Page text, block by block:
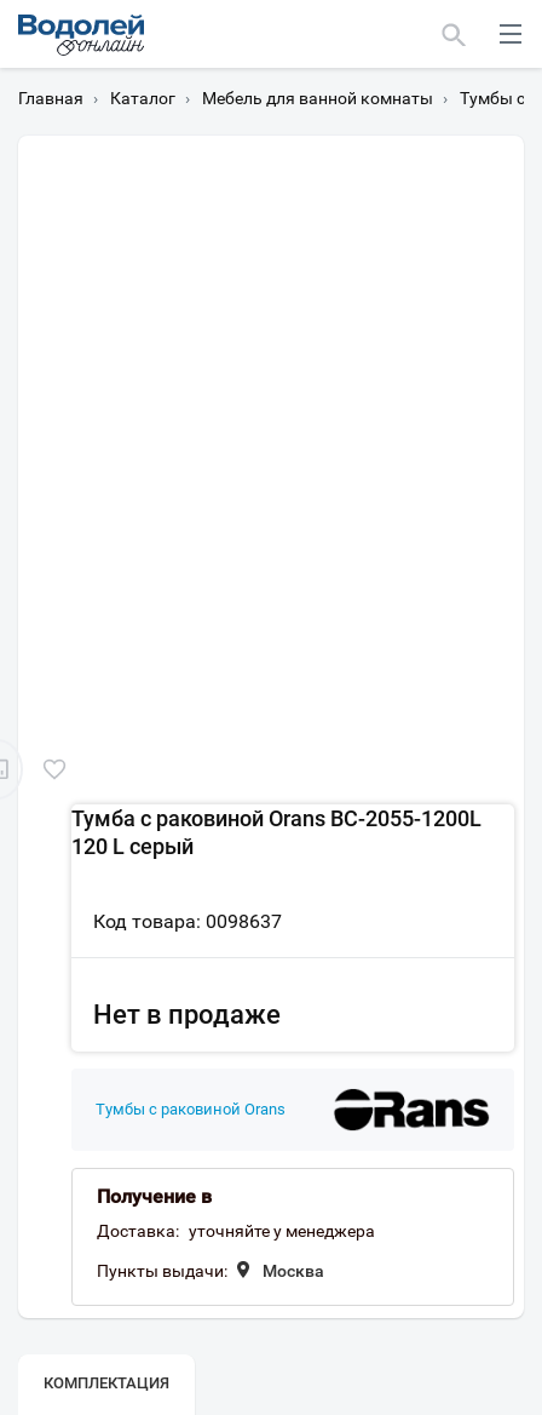
Главная › Каталог › Мебель для ванной комнаты › Тумбы с
Тумба с раковиной Orans BC-2055-1200L
120 L серый
Код товара: 0098637
Нет в продаже
Тумбы с раковиной Orans
Получение в
Доставка: уточняйте у менеджера
Пункты выдачи: Москва
КОМПЛЕКТАЦИЯ